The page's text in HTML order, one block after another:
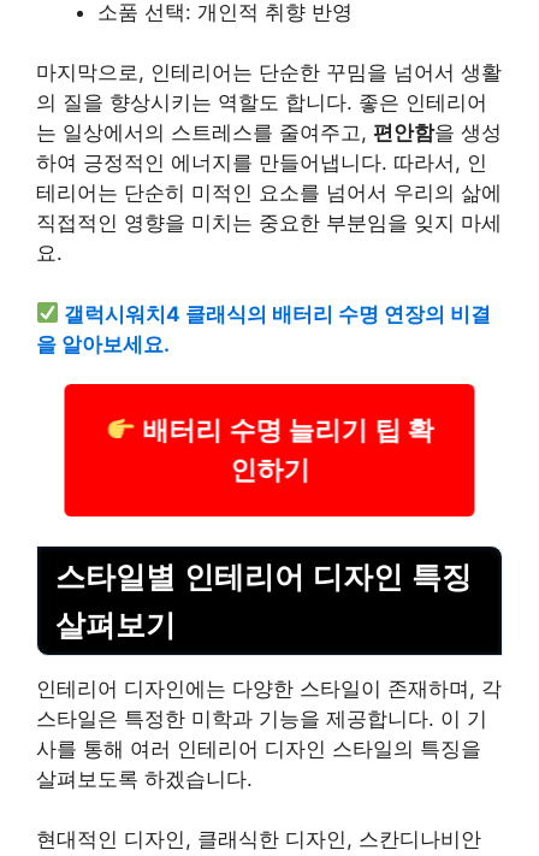
소품 선택: 개인적 취향 반영
마지막으로, 인테리어는 단순한 꾸밈을 넘어서 생활
의 질을 향상시키는 역할도 합니다. 좋은 인테리어
는 일상에서의 스트레스를 줄여주고, 편안함을 생성
하여 긍정적인 에너지를 만들어냅니다. 따라서, 인
테리어는 단순히 미적인 요소를 넘어서 우리의 삶에
직접적인 영향을 미치는 중요한 부분임을 잊지 마세
요.
갤럭시워치4 클래식의 배터리 수명 연장의 비결
을 알아보세요.
배터리 수명 늘리기 팁 확
인하기
스타일별 인테리어 디자인 특징
살펴보기
인테리어 디자인에는 다양한 스타일이 존재하며, 각
스타일은 특정한 미학과 기능을 제공합니다. 이 기
사를 통해 여러 인테리어 디자인 스타일의 특징을
살펴보도록 하겠습니다.
현대적인 디자인, 클래식한 디자인, 스칸디나비안